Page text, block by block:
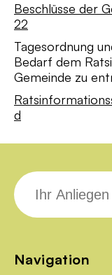
Beschlüsse der
22
Tagesordnung
Bedarf dem
Gemeinde zu
d
Navigation
Suche
nach: